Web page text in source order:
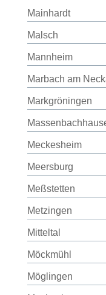
Mainhardt
Malsch
Mannheim
Marbach am
Markgröningen
Meckesheim
Meersburg
Meßstetten
Metzingen
Mitteltal
Möckmühl
Möglingen